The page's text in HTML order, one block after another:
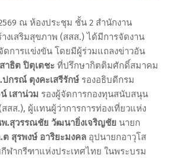
ณ ห้องประชุม ชั้น 2 สำนักงาน
งเสริมสุขภาพ (สสส.) ได้มีการจัดงาน
ดการแข่งขัน โดยมีผู้ร่วมแถลงข่าวอัน
าธิต ปิตุเตชะ ที่ปรึกษากิตติมศักดิ์สมาคม
ปกรณ์ ตุงคะเสรีรักษ์ รองอธิบดีกรม
เสาน่วม รองผู้จัดการกองทุนสนับสนุน
สส.), ผู้แทนผู้ว่าการการท่องเที่ยวแห่ง
.สุวรรณชัย วัฒนายิ่งเจริญชัย นายก
สุรพงษ์ อาริยะมงคล อุปนายกอาวุโส
ฬากรีฑาแห่งประเทศไทย ในพระบรม